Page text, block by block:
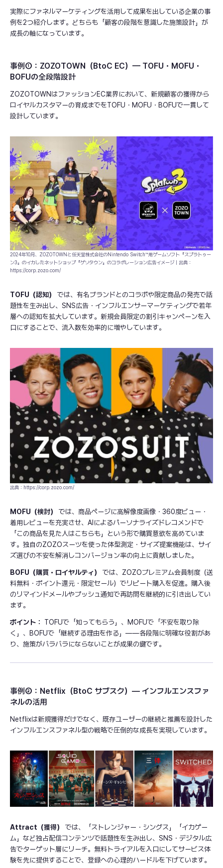
実際にファネルマーケティングを活用して成果を出している企業の事
例を2つ紹介します。どちらも「顧客の段階を意識した施策設計」が
成長の軸になっています。
事例①：ZOZOTOWN（BtoC EC）— TOFU・MOFU・
BOFUの全段階設計
ZOZOTOWNはファッションEC業界において、新規顧客の獲得から
ロイヤルカスタマーの育成までをTOFU・MOFU・BOFUで一貫して
設計しています。
2024年10月、ZOZOTOWNと任天堂株式会社のNintendo Switch™用ゲームソフト『スプラトゥー
ン3』のイカしたネットショップ『ゲソタウン』のコラボレーション広告イメージ｜出典：
https://corp.zozo.com/
TOFU（認知）
では、有名ブランドとのコラボや限定商品の発売で話
題性を生み出し、SNS広告・インフルエンサーマーケティングで若年
層への認知を拡大しています。新規会員限定の割引キャンペーンを入
口にすることで、流入数を効率的に増やしています。
出典：https://corp.zozo.com/
MOFU（検討）
では、商品ページに高解像度画像・360度ビュー・
着用レビューを充実させ、AIによるパーソナライズドレコメンドで
「この商品を見た人はこちらも」という形で購買意欲を高めていま
す。独自のZOZOスーツを使った体型測定・サイズ提案機能は、サイ
ズ選びの不安を解消しコンバージョン率の向上に貢献しました。
BOFU（購買・ロイヤルティ）
では、ZOZOプレミアム会員制度（送
料無料・ポイント還元・限定セール）でリピート購入を促進。購入後
のリマインドメールやプッシュ通知で再訪問を継続的に引き出してい
ます。
ポイント：
TOFUで「知ってもらう」、MOFUで「不安を取り除
く」、BOFUで「継続する理由を作る」——各段階に明確な役割があ
り、施策がバラバラにならないことが成果の鍵です。
事例②：Netflix（BtoC サブスク）— インフルエンスファ
ネルの活用
Netflixは新規獲得だけでなく、既存ユーザーの継続と推薦を設計した
インフルエンスファネル型の戦略で圧倒的な成長を実現しています。
Attract（獲得）
では、「ストレンジャー・シングス」「イカゲー
ム」など独占配信コンテンツで話題性を生み出し、SNS・デジタル広
告でターゲット層にリーチ。無料トライアルを入口にしてサービス体
験を先に提供することで、登録への心理的ハードルを下げています。